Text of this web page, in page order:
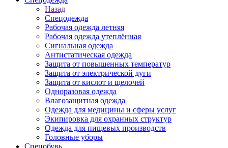
Назад
Спецодежда
Рабочая одежда летняя
Рабочая одежда утеплённая
Сигнальная одежда
Антистатическая одежда
Защита от повышенных температур
Защита от электрической дуги
Защита от кислот и щелочей
Одноразовая одежда
Влагозащитная одежда
Одежда для медицины и сферы услуг
Экипировка для охранных структур
Одежда для пищевых производств
Головные уборы
Спецобувь